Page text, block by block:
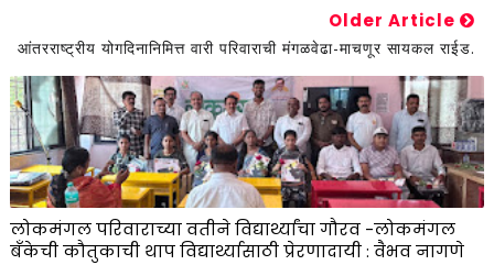
Older Article
आंतरराष्ट्रीय योगदिनानिमित्त वारी परिवाराची मंगळवेढा-माचणूर सायकल राईड.
लोकमंगल परिवाराच्या वतीने विद्यार्थ्यांचा गौरव -लोकमंगल
बँकेची कौतुकाची थाप विद्यार्थ्यासाठी प्रेरणादायी : वैभव नागणे